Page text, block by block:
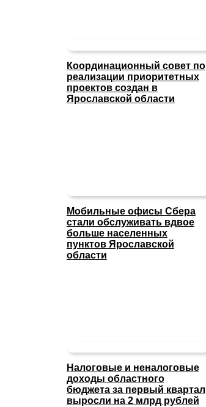
Координационный совет по
реализации приоритетных
проектов создан в
Ярославской области
Мобильные офисы Сбера
стали обслуживать вдвое
больше населенных
пунктов Ярославской
области
Налоговые и неналоговые
доходы областного
бюджета за первый квартал
выросли на 2 млрд рублей